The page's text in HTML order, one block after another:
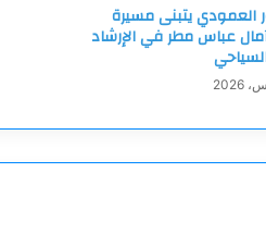
العمودي يتبنى مسيرة
عباس مطر في الإرشاد